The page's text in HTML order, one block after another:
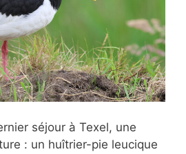
séjour à Texel, une
: un huîtrier-pie leucique